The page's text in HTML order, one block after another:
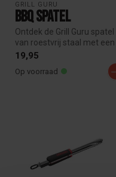
GRILL GURU
BBQ Spatel
Ontdek de Grill Guru spatel
van roestvrij staal met een
siliconen handvat! Perfe...
19,95
Op voorraad